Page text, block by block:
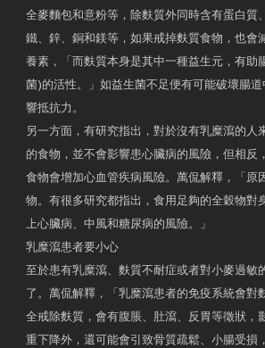
全麥麵包和意粉等，除麩質外同時含有蛋白質
鐵、鋅、銅和鎂等，如果戒掉麩質食物，也會
養素，「而麩質本身是其中一種益生元，有助
菌)的活性。」如益生菌不足便有可能破壞腸
響抵抗力。
另一方面，有研究指出，對於沒有乳糜瀉的人
的食物，並不會影響患心臟病的風險，但相反
食物會增加心血管疾病風險。萬侃解釋，「原
物。有很多研究都指出，食用足夠的全穀物對
上心臟病、中風和糖尿病的風險。」
乳糜瀉患者要小心
至於患有乳糜瀉、麩質不耐症或者對小麥過敏
了。萬侃解釋，「乳糜瀉患者的免疫系統會對
全戒除麩質，會有腹脹、肚瀉、反胃等徵狀，
重下降外，還可能會引致骨質疏鬆、小腸受損